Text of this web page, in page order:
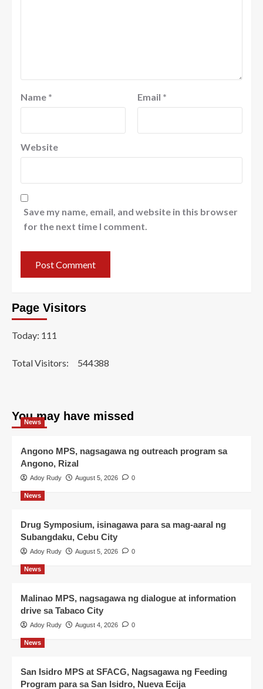
Name * Email *
Website
Save my name, email, and website in this browser
for the next time I comment.
Page Visitors
Today: 111
Total Visitors: 544388
You may have missed
News
Angono MPS, nagsagawa ng outreach program sa
Angono, Rizal
Adoy Rudy August 5, 2026 0
News
Drug Symposium, isinagawa para sa mag-aaral ng
Subangdaku, Cebu City
Adoy Rudy August 5, 2026 0
News
Malinao MPS, nagsagawa ng dialogue at information
drive sa Tabaco City
Adoy Rudy August 4, 2026 0
News
San Isidro MPS at SFACG, Nagsagawa ng Feeding
Program para sa San Isidro, Nueva Ecija